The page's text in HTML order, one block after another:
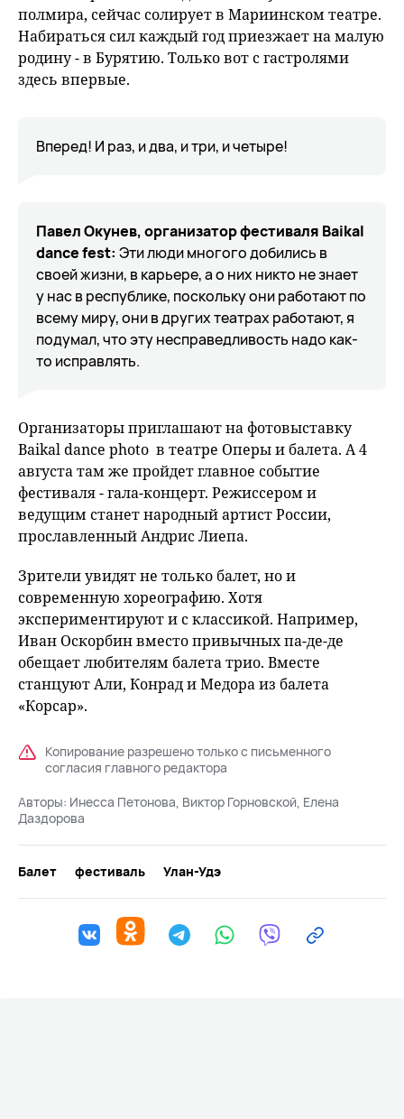
полмира, сейчас солирует в Мариинском театре.
Набираться сил каждый год приезжает на малую
родину - в Бурятию. Только вот с гастролями
здесь впервые.
Вперед! И раз, и два, и три, и четыре!
Павел Окунев, организатор фестиваля Baikal
dance fest: Эти люди многого добились в
своей жизни, в карьере, а о них никто не знает
у нас в республике, поскольку они работают по
всему миру, они в других театрах работают, я
подумал, что эту несправедливость надо как-
то исправлять.
Организаторы приглашают на фотовыставку
Baikal dance photo в театре Оперы и балета. А 4
августа там же пройдет главное событие
фестиваля - гала-концерт. Режиссером и
ведущим станет народный артист России,
прославленный Андрис Лиепа.
Зрители увидят не только балет, но и
современную хореографию. Хотя
экспериментируют и с классикой. Например,
Иван Оскорбин вместо привычных па-де-де
обещает любителям балета трио. Вместе
станцуют Али, Конрад и Медора из балета
«Корсар».
Копирование разрешено только с письменного
согласия главного редактора
Авторы: Инесса Петонова, Виктор Горновской, Елена
Даздорова
Балет фестиваль Улан-Удэ